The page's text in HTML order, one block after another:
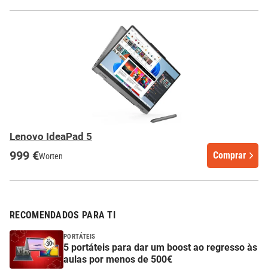
Lenovo IdeaPad 5
999 €Worten Comprar
RECOMENDADOS PARA TI
PORTÁTEIS
5 portáteis para dar um boost ao regresso às
aulas por menos de 500€